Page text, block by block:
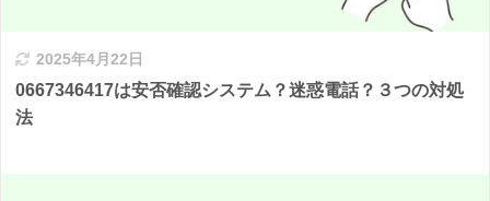
2025年4月22日
0667346417は安否確認システム？迷惑電話？３つの対処
法